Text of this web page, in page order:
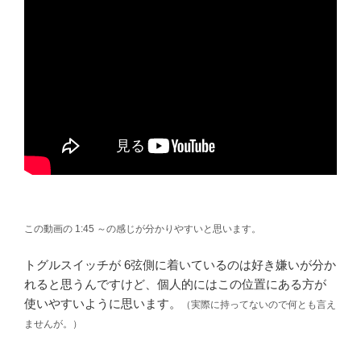
この動画の 1:45 ～の感じが分かりやすいと思います。
トグルスイッチが 6弦側に着いているのは好き嫌いが分か
れると思うんですけど、個人的にはこの位置にある方が
使いやすいように思います。
（実際に持ってないので何とも言え
ませんが。）